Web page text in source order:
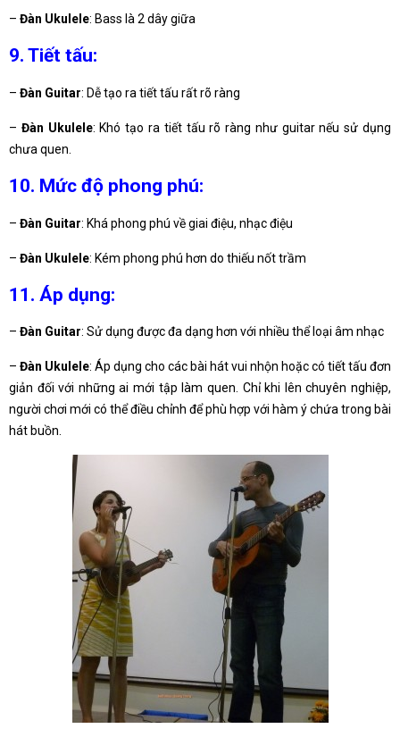
– Đàn Ukulele: Bass là 2 dây giữa
9. Tiết tấu:
– Đàn Guitar: Dễ tạo ra tiết tấu rất rõ ràng
– Đàn Ukulele: Khó tạo ra tiết tấu rõ ràng như guitar nếu sử dụng
chưa quen.
10. Mức độ phong phú:
– Đàn Guitar: Khá phong phú về giai điệu, nhạc điệu
– Đàn Ukulele: Kém phong phú hơn do thiếu nốt trầm
11. Áp dụng:
– Đàn Guitar: Sử dụng được đa dạng hơn với nhiều thể loại âm nhạc
– Đàn Ukulele: Áp dụng cho các bài hát vui nhộn hoặc có tiết tấu đơn
giản đối với những ai mới tập làm quen. Chỉ khi lên chuyên nghiệp,
người chơi mới có thể điều chỉnh để phù hợp với hàm ý chứa trong bài
hát buồn.